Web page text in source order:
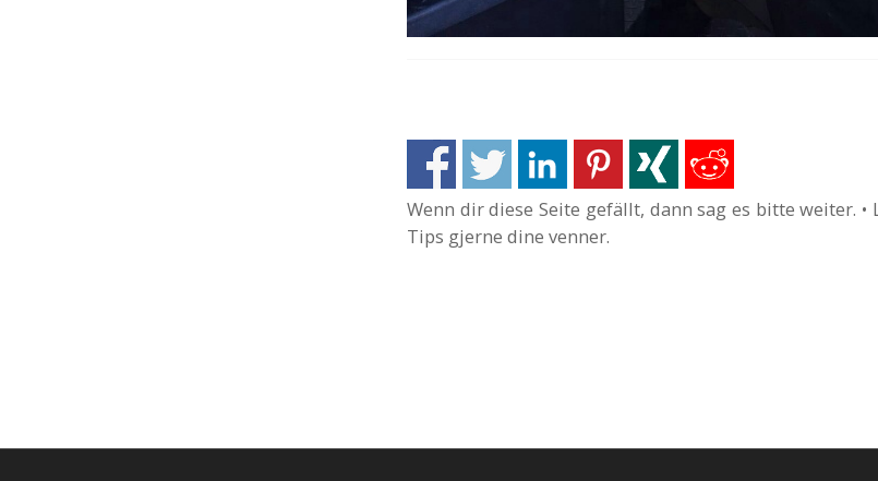
Wenn dir diese Seite gefällt, dann sag es bitte weiter. •
Tips gjerne dine venner.